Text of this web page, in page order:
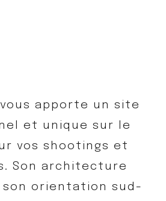
apporte un site
et unique sur le
vos shootings et
Son architecture
son orientation sud-